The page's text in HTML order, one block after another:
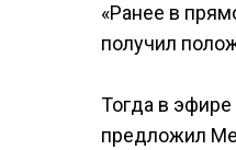
«Ранее в
получил
Тогда в
предложил